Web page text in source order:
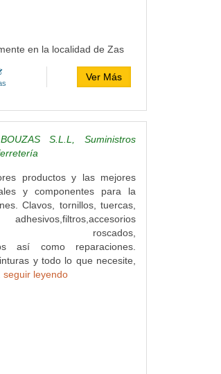
en la localidad de Zas
Ver Más
S.L.L, Suministros
productos y las mejores
y componentes para la
Clavos, tornillos, tuercas,
roscados,
así como reparaciones.
y todo lo que necesite,
seguir leyendo